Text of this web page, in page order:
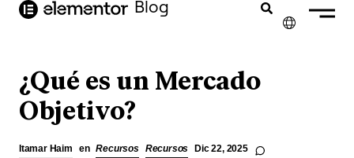
contenido Blog
ENGLISH
¿Qué es un Mercado
Objetivo?
Itamar Haim en Recursos Recursos Dic 22, 2025